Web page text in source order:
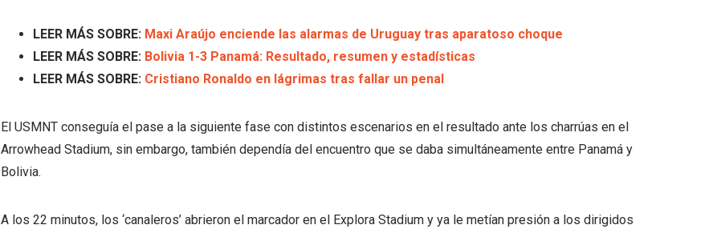
LEER MÁS SOBRE: Maxi Araújo enciende las alarmas de Uruguay tras aparatoso choque
LEER MÁS SOBRE: Bolivia 1-3 Panamá: Resultado, resumen y estadísticas
LEER MÁS SOBRE: Cristiano Ronaldo en lágrimas tras fallar un penal
El USMNT conseguía el pase a la siguiente fase con distintos escenarios en el resultado ante los charrúas en el
Arrowhead Stadium, sin embargo, también dependía del encuentro que se daba simultáneamente entre Panamá y
Bolivia.
A los 22 minutos, los ‘canaleros’ abrieron el marcador en el Explora Stadium y ya le metían presión a los dirigidos